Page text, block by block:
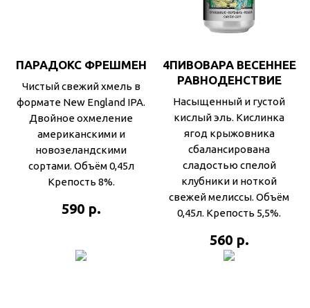
ПАРАДОКС ФРЕШМЕН
Чистый свежий хмель в
формате New England IPA.
Двойное охмеление
американскими и
новозеландскими
сортами. Объём 0,45л
Крепость 8%.
590 р.
4ПИВОВАРА ВЕСЕННЕЕ
РАВНОДЕНСТВИЕ
Насыщенный и густой
кислый эль. Кислинка
ягод крыжовника
сбалансирована
сладостью спелой
клубники и ноткой
свежей мелиссы. Объём
0,45л. Крепость 5,5%.
560 р.